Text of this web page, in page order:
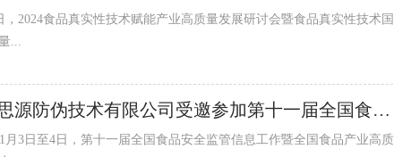
...
中国防伪行业协会会员单位山东履信思源防伪技术有限公司受邀参加第十一届全国食品安全监管信息工作暨全国食品产业高质量发展（甘肃）大会